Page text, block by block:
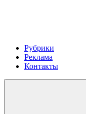
Рубрики
Реклама
Контакты